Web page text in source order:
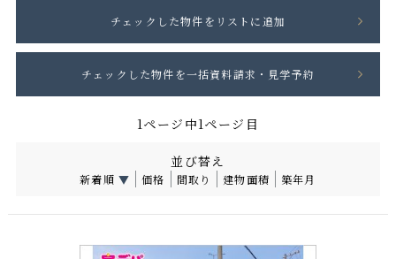
1ページ中1ページ目
並び替え
新着順 ▼ 価格 間取り 建物面積 築年月